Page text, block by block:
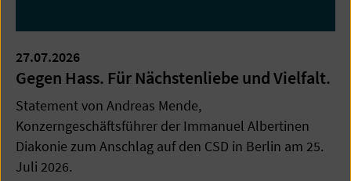
27.07.2026
Gegen Hass. Für Nächstenliebe und Vielfalt.
Statement von Andreas Mende,
Konzerngeschäftsführer der Immanuel Albertinen
Diakonie zum Anschlag auf den CSD in Berlin am 25.
Juli 2026.